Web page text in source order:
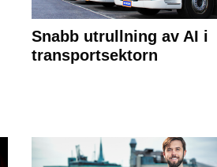
Snabb utrullning av AI i
transportsektorn